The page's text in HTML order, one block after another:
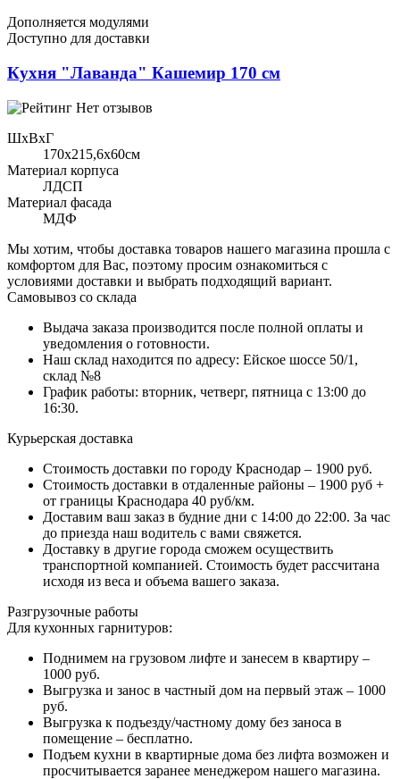
Дополняется модулями
Доступно для доставки
Кухня "Лаванда" Кашемир 170 см
Нет отзывов
ШхВхГ
170x215,6х60см
Материал корпуса
ЛДСП
Материал фасада
МДФ
Мы хотим, чтобы доставка товаров нашего магазина прошла с
комфортом для Вас, поэтому просим ознакомиться с
условиями доставки и выбрать подходящий вариант.
Самовывоз со склада
Выдача заказа производится после полной оплаты и
уведомления о готовности.
Наш склад находится по адресу: Ейское шоссе 50/1,
склад №8
График работы: вторник, четверг, пятница с 13:00 до
16:30.
Курьерская доставка
Стоимость доставки по городу Краснодар – 1900 руб.
Стоимость доставки в отдаленные районы – 1900 руб +
от границы Краснодара 40 руб/км.
Доставим ваш заказ в будние дни с 14:00 до 22:00. За час
до приезда наш водитель с вами свяжется.
Доставку в другие города сможем осуществить
транспортной компанией. Стоимость будет рассчитана
исходя из веса и объема вашего заказа.
Разгрузочные работы
Для кухонных гарнитуров:
Поднимем на грузовом лифте и занесем в квартиру –
1000 руб.
Выгрузка и занос в частный дом на первый этаж – 1000
руб.
Выгрузка к подъезду/частному дому без заноса в
помещение – бесплатно.
Подъем кухни в квартирные дома без лифта возможен и
просчитывается заранее менеджером нашего магазина.